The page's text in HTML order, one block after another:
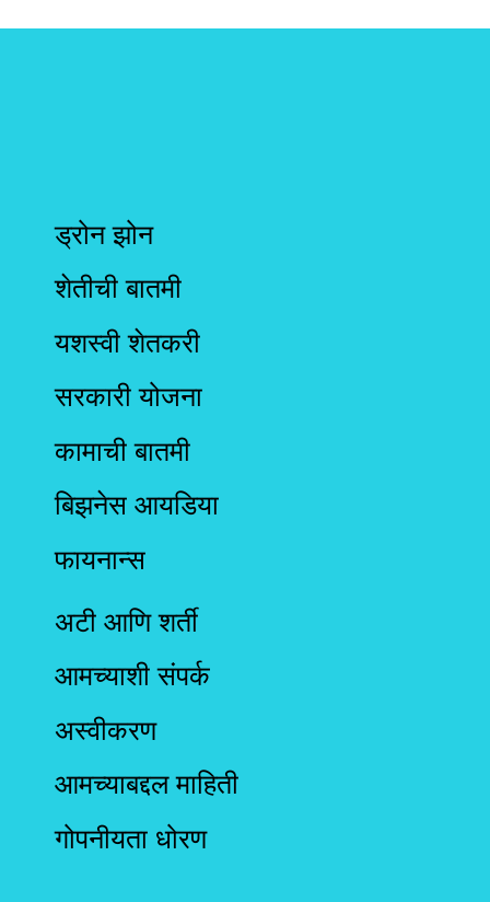
ड्रोन झोन
शेतीची बातमी
यशस्वी शेतकरी
सरकारी योजना
कामाची बातमी
बिझनेस आयडिया
फायनान्स
अटी आणि शर्ती
आमच्याशी संपर्क
अस्वीकरण
आमच्याबद्दल माहिती
गोपनीयता धोरण